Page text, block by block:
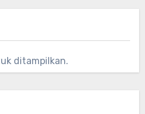
ditampilkan.